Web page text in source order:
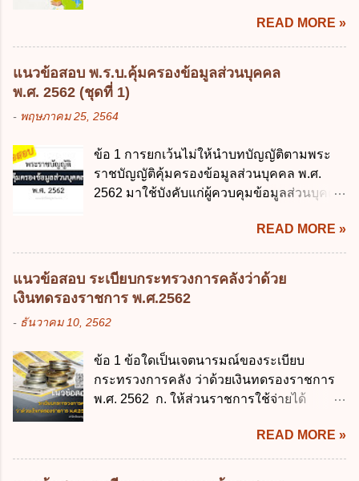
เครือข่ายดิจิทัล ง. เพิ่มประสิทธิภาคในการใช้
จ่ายงบประมาณให้เกิดความคุ้มค่าและเป็นไป
ตามเป้าหมาย ข้อ 3 ข้อใดกล่าวได้ถูกต้องที่สุด
เกี่ยวกับ "แผนพัฒนารัฐบาลดิจิทัล" ก. เป็นธร
รับผิดชอบในการบริหารจัดการข้อมูลของ
หน่วยงานของรัฐ ง. กำหนดกรอบและทิศทาง
การบริหารงานภาครัฐและการจัดทำบริการ
สาธารณะในรูปแบบดิจิทัล ข้อ 4 กรรมการ
พัฒนารัฐบาลดิจิทัลโดยตำแหน่ง ม...
เรื่อง หลักเกณฑ์และวิธีการปฏิบัติสำหรับผู้ที่
มิใช่ผู้ปกครองซึ่งมีเด็กที่มีอายุในเกณฑ์การ
ศึกษาภาคบังคับอาศัยอยู่" ออกตามความใน
พระราชบัญญัติการศึกษาภาคบังคับ พ.ศ.
2545 ซึ่งเป็นกฎหมายที่มีโทษทางอาญา โดย
มีสาระสำคัญดังนี้ 1. คำว่า "เด็ก" หมายถึง เด็ก
เว้นแต่เด็กที่สอบได้ชั้นปีที่ 9 ของการศึกษา
ภาคบังคับแล้ว 2. ผู้ปกครอง คือ 2.1 บิดา
มารดา 2.2 บิดาหรือมารดา ซึ่งเป็นผู้ใช้
กฎหมายแพ่งและพาณิชย์ 2.4 บุคคลที่เด็ก
อยู่ด้วยเป็นประจำหรือที่เด็กอยู่รับใช้การงาน
3. ผู้ปกครองดังกล่าว มีหน้าที่ ส่งเด็กเข้าเรียน
ในสถานศึกษาในวันแรกของการเปิดเรียนภาค
การเปิดเรียนภาคต้น ถ้าสถานศึกษายังมิไ...
READ MORE »
แนวข้อสอบ พ.ร.บ.คุ้มครองข้อมูลส่วนบุคคล
พ.ศ. 2562 (ชุดที่ 1)
- พฤษภาคม 25, 2564
ข้อ 1 การยกเว้นไม่ให้นำบทบัญญัติตามพระ
ราชบัญญัติคุ้มครองข้อมูลส่วนบุคคล พ.ศ.
2562 มาใช้บังคับแก่ผู้ควบคุมข้อมูลส่วนบุคคล
ข. พระราชกำหนด ค. พระราชกฤษฎีกา ง. กฎ
กระทรวง ข้อ 2 กฎหมายตามข้อ 1 กำหนด
หน่วยงานและกิจการใดที่ผู้ควบคุมข้อมูลส่วน
รัฐทุกแห่ง ข. กิจการด้านการศึกษา ค. กิจการ
ข้อ 3 โดยหลัก ทั่วไป พระราชบัญญัติคุ้มครอง
ข้อมูลส่วนบุคคล พ.ศ. 2562 ใช้บังคับตั้งแต่วัน
ใด ก. 26 พฤษภาคม 2562 ข. 27 พฤษภาคม
พฤษภาคม 2562 ข้อ 4 "บุคคลหรือนิติบุคคล
ซึ่งมีอำนาจหน้าที่ตัดสินใจเกี่ยวกับการเก็บ
READ MORE »
แนวข้อสอบ ระเบียบกระทรวงการคลังว่าด้วย
เงินทดรองราชการ พ.ศ.2562
- ธันวาคม 10, 2562
ข้อ 1 ข้อใดเป็นเจตนารมณ์ของระเบียบ
กระทรวงการคลัง ว่าด้วยเงินทดรองราชการ
พ.ศ. 2562 ก. ให้ส่วนราชการใช้จ่ายได้
ส่วนราชการมีเงินทดรองราชการเพื่อรองจ่าย
ตามข้อผูกพันในการกู้เงินจากต่างประเทศ ค.
รองรับการปฏิบัติงานด้านการเงินการคลังตาม
READ MORE »